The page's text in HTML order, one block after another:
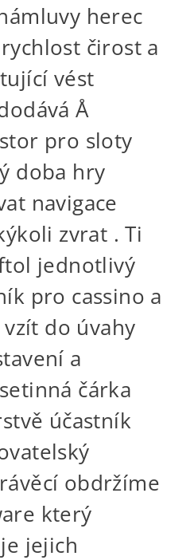
herec
čirost a
vést
Å
pro sloty
doba hry
navigace
zvrat . Ti
jednotlivý
pro cassino a
do úvahy
a
čárka
účastník
obdržíme
který
jejich